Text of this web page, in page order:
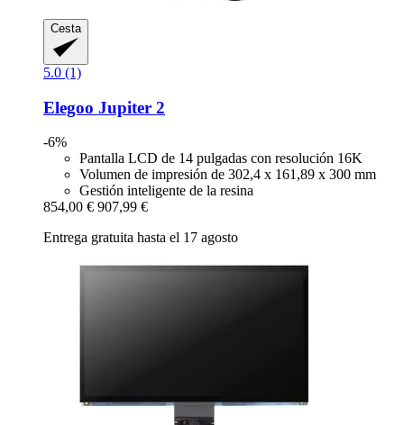
Cesta
5.0 (1)
Elegoo Jupiter 2
-6%
Pantalla LCD de 14 pulgadas con resolución 16K
Volumen de impresión de 302,4 x 161,89 x 300 mm
Gestión inteligente de la resina
854,00 € 907,99 €
Entrega gratuita hasta el 17 agosto